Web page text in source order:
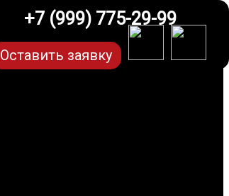
+7 (999) 775-29-99
Оставить заявку